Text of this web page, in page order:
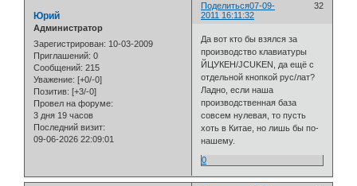
Поделиться 32
07-09-
2011 16:11:32
Юрий
Администратор
Зарегистрирован: 10-03-2009
Приглашений: 0
Сообщений: 215
Уважение: [+0/-0]
Позитив: [+3/-0]
Провел на форуме:
3 дня 19 часов
Последний визит:
09-06-2026 22:09:01
Да вот кто бы взялся за
производство клавиатуры
ЙЦУКЕН/JCUKEN, да ещё с
отдельной кнопкой рус/лат?
Ладно, если наша
производственная база
совсем нулевая, то пусть
хоть в Китае, но лишь бы по-
нашему.
0